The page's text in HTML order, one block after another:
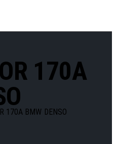
170A
170A BMW DENSO